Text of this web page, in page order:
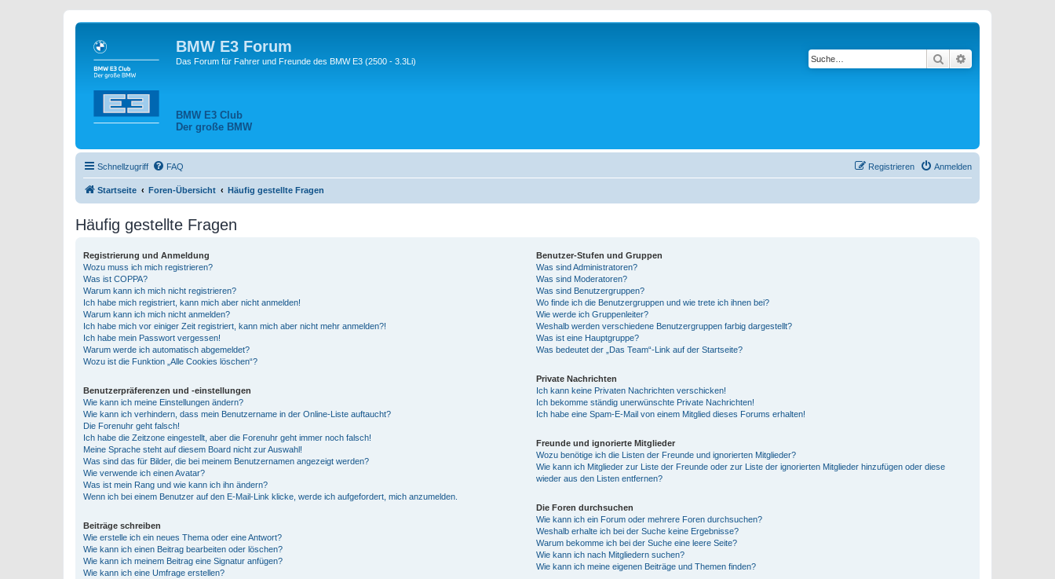
BMW E3 Forum
Das Forum für Fahrer und Freunde des BMW E3 (2500 - 3.3Li)
BMW E3 Club
Der große BMW
Suche
Schnellzugriff FAQ Anmelden
Registrieren
Startseite Foren-Übersicht Häufig gestellte Fragen
Häufig gestellte Fragen
Registrierung und Anmeldung
Wozu muss ich mich registrieren?
Was ist COPPA?
Warum kann ich mich nicht registrieren?
Ich habe mich registriert, kann mich aber nicht anmelden!
Warum kann ich mich nicht anmelden?
Ich habe mich vor einiger Zeit registriert, kann mich aber nicht mehr anmelden?!
Ich habe mein Passwort vergessen!
Warum werde ich automatisch abgemeldet?
Wozu ist die Funktion „Alle Cookies löschen“?
Benutzerpräferenzen und -einstellungen
Wie kann ich meine Einstellungen ändern?
Wie kann ich verhindern, dass mein Benutzername in der Online-Liste auftaucht?
Die Forenuhr geht falsch!
Ich habe die Zeitzone eingestellt, aber die Forenuhr geht immer noch falsch!
Meine Sprache steht auf diesem Board nicht zur Auswahl!
Was sind das für Bilder, die bei meinem Benutzernamen angezeigt werden?
Wie verwende ich einen Avatar?
Was ist mein Rang und wie kann ich ihn ändern?
Wenn ich bei einem Benutzer auf den E-Mail-Link klicke, werde ich aufgefordert, mich anzumelden.
Beiträge schreiben
Wie erstelle ich ein neues Thema oder eine Antwort?
Wie kann ich einen Beitrag bearbeiten oder löschen?
Wie kann ich meinem Beitrag eine Signatur anfügen?
Wie kann ich eine Umfrage erstellen?
Benutzer-Stufen und Gruppen
Was sind Administratoren?
Was sind Moderatoren?
Was sind Benutzergruppen?
Wo finde ich die Benutzergruppen und wie trete ich ihnen bei?
Wie werde ich Gruppenleiter?
Weshalb werden verschiedene Benutzergruppen farbig dargestellt?
Was ist eine Hauptgruppe?
Was bedeutet der „Das Team“-Link auf der Startseite?
Private Nachrichten
Ich kann keine Privaten Nachrichten verschicken!
Ich bekomme ständig unerwünschte Private Nachrichten!
Ich habe eine Spam-E-Mail von einem Mitglied dieses Forums erhalten!
Freunde und ignorierte Mitglieder
Wozu benötige ich die Listen der Freunde und ignorierten Mitglieder?
Wie kann ich Mitglieder zur Liste der Freunde oder zur Liste der ignorierten Mitglieder hinzufügen oder diese
wieder aus den Listen entfernen?
Die Foren durchsuchen
Wie kann ich ein Forum oder mehrere Foren durchsuchen?
Weshalb erhalte ich bei der Suche keine Ergebnisse?
Warum bekomme ich bei der Suche eine leere Seite?
Wie kann ich nach Mitgliedern suchen?
Wie kann ich meine eigenen Beiträge und Themen finden?